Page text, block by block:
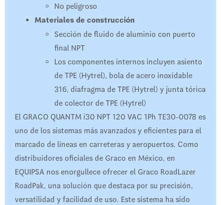
No peligroso
Materiales de construcción
Sección de fluido de aluminio con puerto
final NPT
Los componentes internos incluyen asiento
de TPE (Hytrel), bola de acero inoxidable
316, diafragma de TPE (Hytrel) y junta tórica
de colector de TPE (Hytrel)
El GRACO QUANTM i30 NPT 120 VAC 1Ph TE30-0078 es
uno de los sistemas más avanzados y eficientes para el
marcado de líneas en carreteras y aeropuertos. Como
distribuidores oficiales de Graco en México, en
EQUIPSA nos enorgullece ofrecer el Graco RoadLazer
RoadPak, una solución que destaca por su precisión,
versatilidad y facilidad de uso. Este sistema ha sido